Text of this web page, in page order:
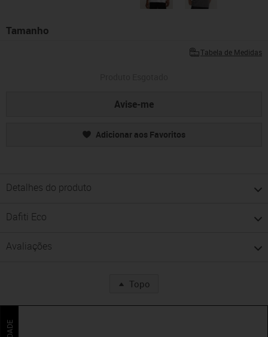
Tamanho
Tabela de Medidas
Avise-me
Adicionar aos Favoritos
Detalhes do produto
Dafiti Eco
Avaliações
Topo